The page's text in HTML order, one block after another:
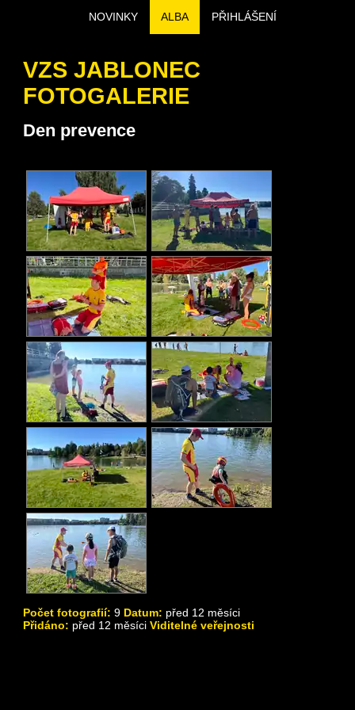
NOVINKY ALBA PŘIHLÁŠENÍ
VZS JABLONEC
FOTOGALERIE
Den prevence
Počet fotografií: 9 Datum: před 12 měsíci
Přidáno: před 12 měsíci Viditelné veřejnosti